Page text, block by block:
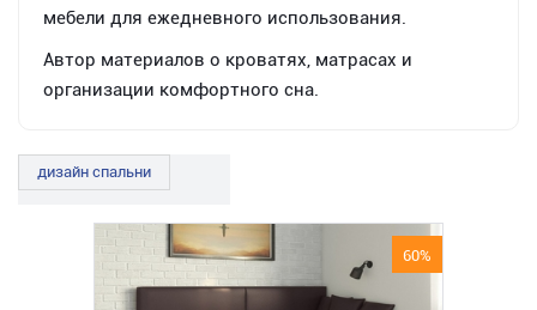
мебели для ежедневного использования.
Автор материалов о кроватях, матрасах и
организации комфортного сна.
дизайн спальни
60%